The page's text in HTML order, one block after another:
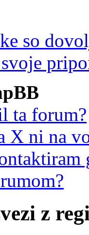
so
ta forum?
X ni na
z